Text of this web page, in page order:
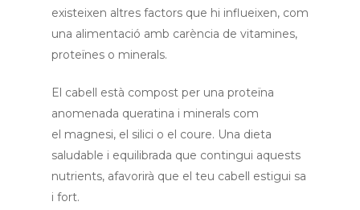
existeixen altres factors que hi influeixen, com
una alimentació amb carència de vitamines,
proteïnes o minerals.
El cabell està compost per una proteïna
anomenada queratina i minerals com
el magnesi, el silici o el coure. Una dieta
saludable i equilibrada que contingui aquests
nutrients, afavorirà que el teu cabell estigui sa
i fort.